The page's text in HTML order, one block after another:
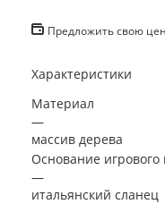
Предложить свою
Характеристики
Материал
—
массив дерева
Основание игрового
—
итальянский сланец